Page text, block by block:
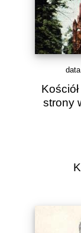
strony